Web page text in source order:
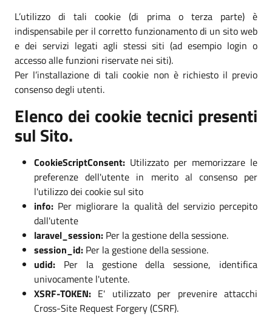
L’utilizzo di tali cookie (di prima o terza parte) è
indispensabile per il corretto funzionamento di un sito web
e dei servizi legati agli stessi siti (ad esempio login o
accesso alle funzioni riservate nei siti).
Per l’installazione di tali cookie non è richiesto il previo
consenso degli utenti.
Elenco dei cookie tecnici presenti
sul Sito.
CookieScriptConsent: Utilizzato per memorizzare le
preferenze dell'utente in merito al consenso per
l'utilizzo dei cookie sul sito
info: Per migliorare la qualità del servizio percepito
dall'utente
laravel_session: Per la gestione della sessione.
session_id: Per la gestione della sessione.
udid: Per la gestione della sessione, identifica
univocamente l'utente.
XSRF-TOKEN: E' utilizzato per prevenire attacchi
Cross-Site Request Forgery (CSRF).